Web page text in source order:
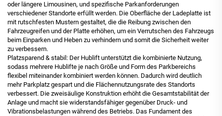
oder längere Limousinen, und spezifische Parkanforderungen
verschiedener Standorte erfüllt werden. Die Oberfläche der Ladeplatte ist
mit rutschfesten Mustern gestaltet, die die Reibung zwischen den
Fahrzeugreifen und der Platte erhöhen, um ein Verrutschen des Fahrzeugs
beim Einparken und Heben zu verhindern und somit die Sicherheit weiter
zu verbessern.
Platzsparend & stabil: Der Hublift unterstützt die kombinierte Nutzung,
sodass mehrere Hublifte je nach Größe und Form des Parkbereichs
flexibel miteinander kombiniert werden können. Dadurch wird deutlich
mehr Parkplatz gespart und die Flächennutzungsrate des Standorts
verbessert. Die zweisäulige Konstruktion erhöht die Gesamtstabilität der
Anlage und macht sie widerstandsfähiger gegenüber Druck- und
Vibrationsbelastungen während des Betriebs. Das Fundament des